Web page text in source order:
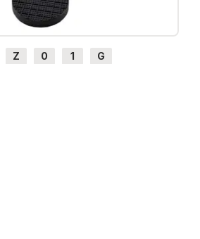
Z 0 1
G